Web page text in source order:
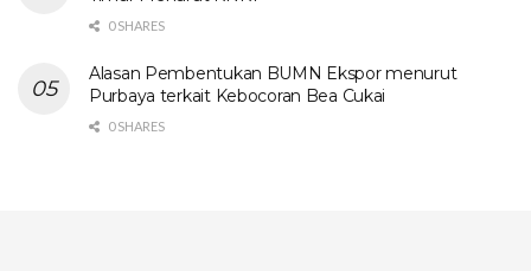
0 SHARES
Alasan Pembentukan BUMN Ekspor menurut
Purbaya terkait Kebocoran Bea Cukai
0 SHARES